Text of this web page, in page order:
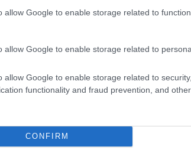
allow Google to enable storage related to
allow Google to enable storage related to
allow Google to enable storage related to
functionality and fraud prevention, and
CONFIRM
– látjuk a vágyat a
nyer versenyeket, és azt
oda fog menni, ahol úgy
Fernando Alonsót, akik eltérő